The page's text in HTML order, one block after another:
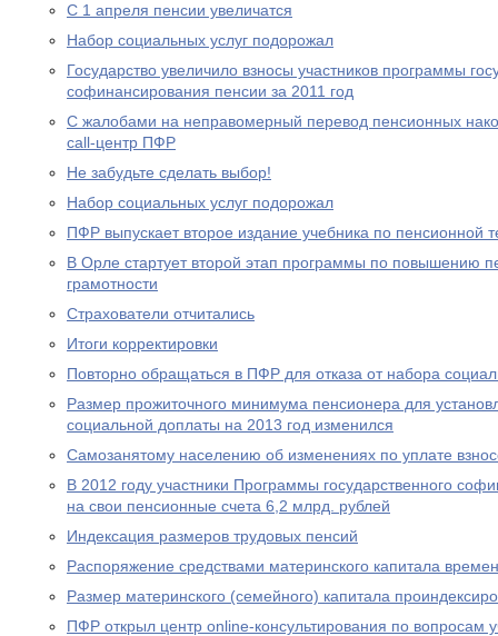
С 1 апреля пенсии увеличатся
Набор социальных услуг подорожал
Государство увеличило взносы участников программы
софинансирования пенсии за 2011 год
С жалобами на неправомерный перевод пенсионных
call-центр ПФР
Не забудьте сделать выбор!
Набор социальных услуг подорожал
ПФР выпускает второе издание учебника по пенсионной
В Орле стартует второй этап программы по повышению
грамотности
Страхователи отчитались
Итоги корректировки
Повторно обращаться в ПФР для отказа от набора
Размер прожиточного минимума пенсионера для
социальной доплаты на 2013 год изменился
Самозанятому населению об изменениях по уплате
В 2012 году участники Программы государственного
на свои пенсионные счета 6,2 млрд. рублей
Индексация размеров трудовых пенсий
Распоряжение средствами материнского капитала
Размер материнского (семейного) капитала
ПФР открыл центр online-консультирования по вопросам